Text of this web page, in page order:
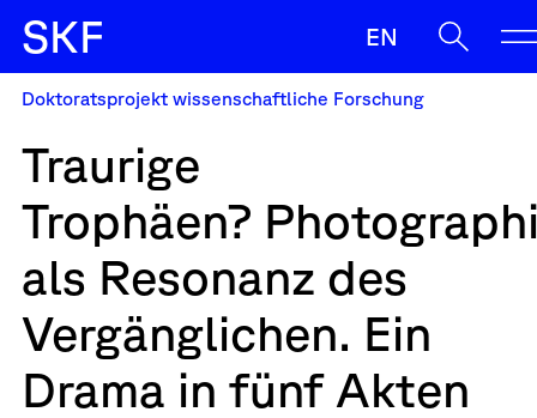
SKF
Ermöglichen
Begleiten
Sichern
News
Oft gesucht
Sup
Strasser Antrag
Wenn die Ergebnisse der automatischen
SKF EN
Doktoratsprojekt wissenschaftliche Forschung
Traurige
Trophäen?
als Resonanz des
Vergänglichen. Ein
Drama in fünf Akten